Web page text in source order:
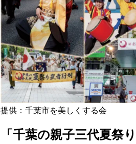
提供：千葉市を美しくする会
「千葉の親子三代夏祭